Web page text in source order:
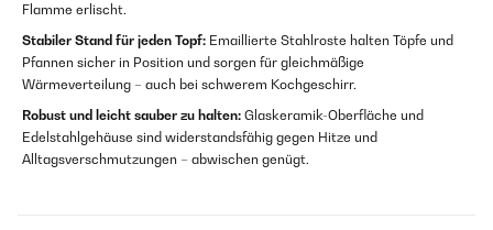
Flamme erlischt.
Stabiler Stand für jeden Topf: Emaillierte Stahlroste halten Töpfe und
Pfannen sicher in Position und sorgen für gleichmäßige
Wärmeverteilung – auch bei schwerem Kochgeschirr.
Robust und leicht sauber zu halten: Glaskeramik-Oberfläche und
Edelstahlgehäuse sind widerstandsfähig gegen Hitze und
Alltagsverschmutzungen – abwischen genügt.